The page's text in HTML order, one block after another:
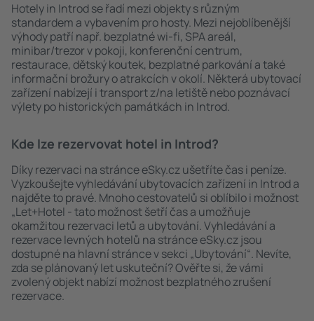
Hotely in Introd se řadí mezi objekty s různým
standardem a vybavením pro hosty. Mezi nejoblíbenější
výhody patří např. bezplatné wi-fi, SPA areál,
minibar/trezor v pokoji, konferenční centrum,
restaurace, dětský koutek, bezplatné parkování a také
informační brožury o atrakcích v okolí. Některá ubytovací
zařízení nabízejí i transport z/na letiště nebo poznávací
výlety po historických památkách in Introd.
Kde lze rezervovat hotel in Introd?
Díky rezervaci na stránce eSky.cz ušetříte čas i peníze.
Vyzkoušejte vyhledávání ubytovacích zařízení in Introd a
najděte to pravé. Mnoho cestovatelů si oblíbilo i možnost
„Let+Hotel - tato možnost šetří čas a umožňuje
okamžitou rezervaci letů a ubytování. Vyhledávání a
rezervace levných hotelů na stránce eSky.cz jsou
dostupné na hlavní stránce v sekci „Ubytování“. Nevíte,
zda se plánovaný let uskuteční? Ověřte si, že vámi
zvolený objekt nabízí možnost bezplatného zrušení
rezervace.